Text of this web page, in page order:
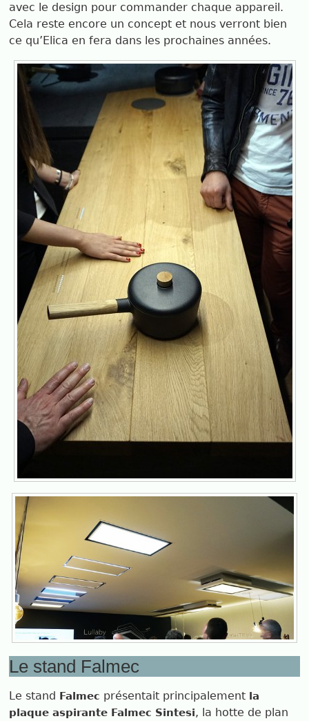
avec le design pour commander chaque appareil.
Cela reste encore un concept et nous verront bien
ce qu’Elica en fera dans les prochaines années.
Le stand Falmec
Le stand Falmec présentait principalement la
plaque aspirante Falmec Sintesi, la hotte de plan